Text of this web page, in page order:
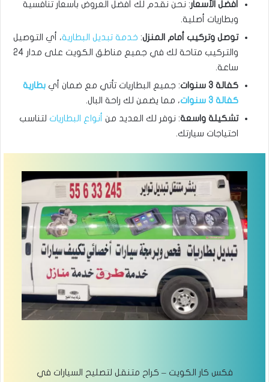
أفضل الأسعار: نحن نقدم لك أفضل العروض بأسعار تنافسية
وبطاريات أصلية.
توصل وتركيب أمام المنزل: خدمة تبديل البطارية، أي التوصيل
والتركيب متاحة لك في جميع مناطق الكويت على مدار 24
ساعة.
كفالة 3 سنوات
: جميع البطاريات تأتي مع ضمان أي بطارية
كفالة 3 سنوات
، مما يضمن لك راحة البال.
تشكيلة واسعة: نوفر لك العديد من أنواع البطاريات لتناسب
احتياجات سيارتك.
فكس كار الكويت – كراح متنقل لتصليح السيارات في